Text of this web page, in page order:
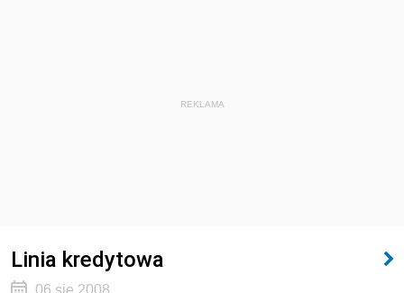
REKLAMA
Linia kredytowa
06 sie 2008